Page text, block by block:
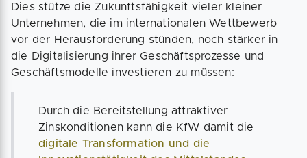
Dies stütze die Zukunftsfähigkeit vieler kleiner
Unternehmen, die im internationalen Wettbewerb
vor der Herausforderung stünden, noch stärker in
die Digitalisierung ihrer Geschäftsprozesse und
Geschäftsmodelle investieren zu müssen:
Durch die Bereitstellung attraktiver
Zinskonditionen kann die KfW damit die
digitale Transformation und die